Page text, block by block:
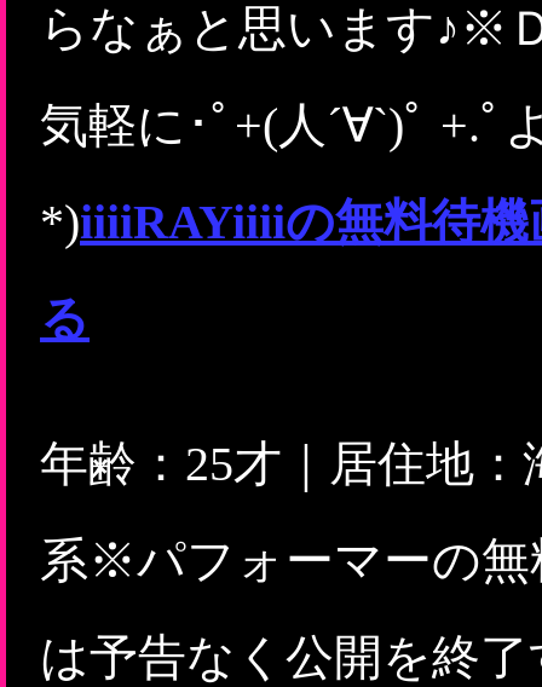
らなぁと思います♪※
気軽に･ﾟ+(人´∀`)ﾟ +.ﾟ
*)iiiiRAYiiiiの無料待機
る
年齢：25才｜居住地
系※パフォーマーの無
は予告なく公開を終